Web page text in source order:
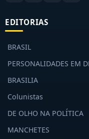
EDITORIAS
BRASIL
PERSONALIDADES EM
BRASILIA
Colunistas
DE OLHO NA POLÍTICA
MANCHETES